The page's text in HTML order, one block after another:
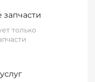
только